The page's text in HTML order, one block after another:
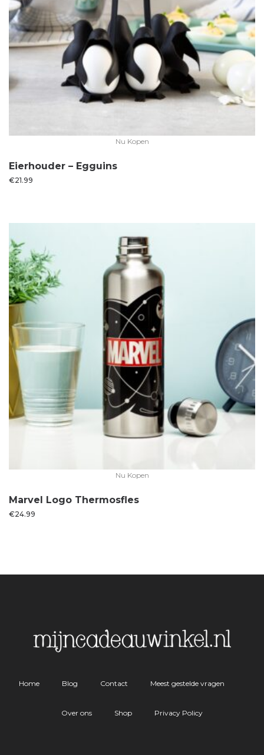
Nu Kopen
Eierhouder – Egguins
€21.99
Nu Kopen
Marvel Logo Thermosfles
€24.99
Home Blog Contact Meest gestelde vragen
Over ons Shop Privacy Policy